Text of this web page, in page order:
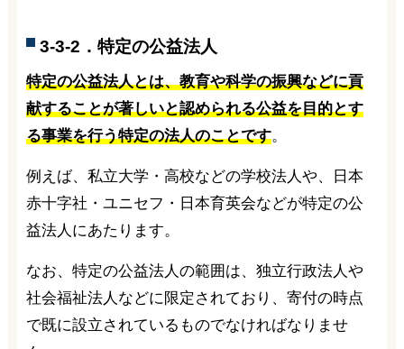
3-3-2．特定の公益法人
特定の公益法人とは、教育や科学の振興などに貢
献することが著しいと認められる公益を目的とす
る事業を行う特定の法人のことです。
例えば、私立大学・高校などの学校法人や、日本
赤十字社・ユニセフ・日本育英会などが特定の公
益法人にあたります。
なお、特定の公益法人の範囲は、独立行政法人や
社会福祉法人などに限定されており、寄付の時点
で既に設立されているものでなければなりませ